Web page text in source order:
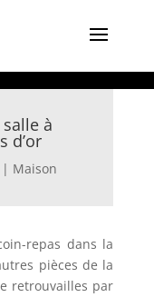
à
d’or
| Maison
repas dans la
pièces de la
retrouvailles par